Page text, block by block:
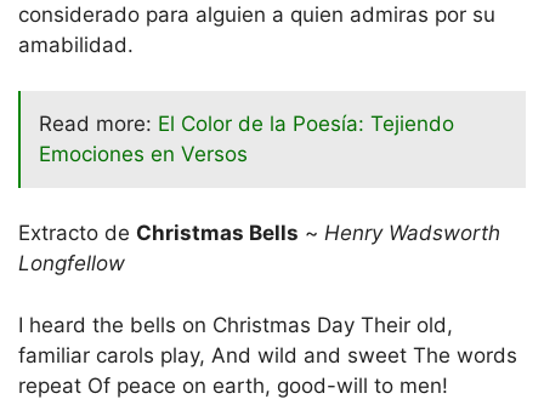
considerado para alguien a quien admiras por su
amabilidad.
Read more: El Color de la Poesía: Tejiendo
Emociones en Versos
Extracto de Christmas Bells ~ Henry Wadsworth
Longfellow
I heard the bells on Christmas Day Their old,
familiar carols play, And wild and sweet The words
repeat Of peace on earth, good-will to men!